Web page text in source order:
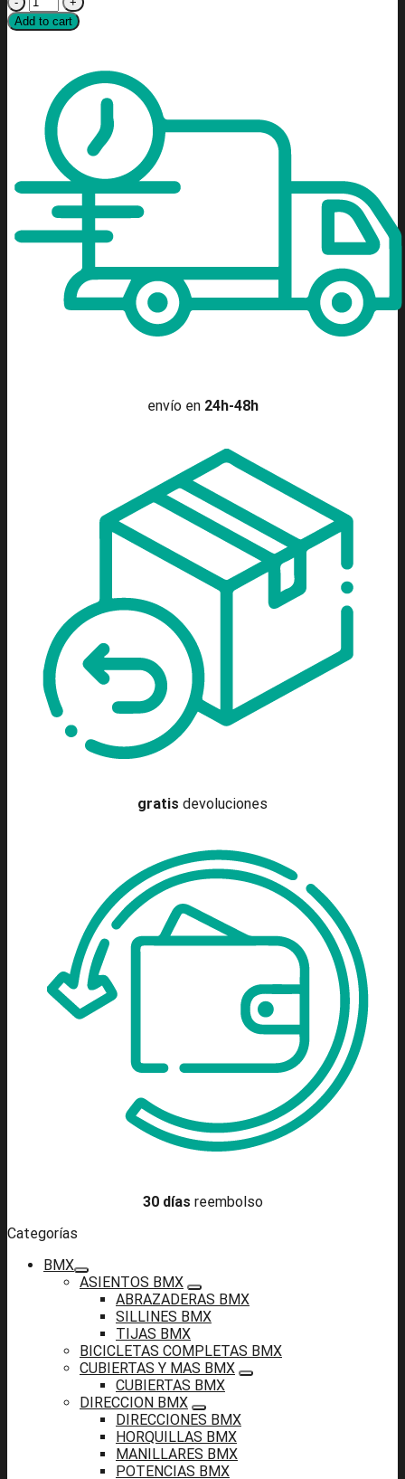
Fitbikeco
Savage
quantity
Add to cart
envío en 24h-48h
gratis devoluciones
30 días reembolso
Categorías
BMX
ASIENTOS BMX
ABRAZADERAS BMX
SILLINES BMX
TIJAS BMX
BICICLETAS COMPLETAS BMX
CUBIERTAS Y MAS BMX
CUBIERTAS BMX
DIRECCION BMX
DIRECCIONES BMX
HORQUILLAS BMX
MANILLARES BMX
POTENCIAS BMX